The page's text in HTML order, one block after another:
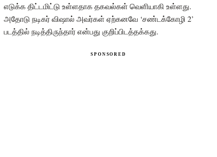
எடுக்க திட்டமிட்டு உள்ளதாக தகவல்கள் வெளியாகி உள்ளது.
அதோடு நடிகர் விஷால் அவர்கள் ஏற்கனவே ‘சண்டக்கோழி 2’
படத்தில் நடித்திருந்தார் என்பது குறிப்பிடத்தக்கது.